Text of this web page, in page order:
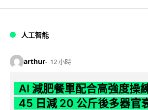
人工智能
arthur 12 小時
AI 減肥餐單配合高強度
45 日減 20 公斤後多器官